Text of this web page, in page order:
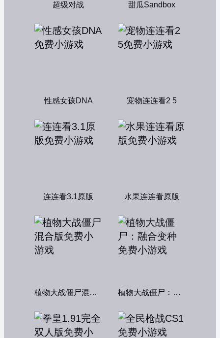
超级对战 甜瓜Sandbox
性感女孩DNA 宠物连连看2 5
连连看3.1原版 水果连连看原版
植物大战僵尸混合版 植物大战僵尸：融合变种